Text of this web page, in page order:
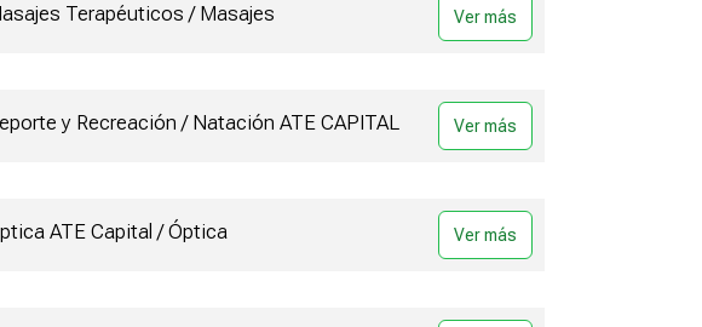
Terapéuticos / Masajes
y Recreación / Natación ATE CAPITAL
ATE Capital / Óptica